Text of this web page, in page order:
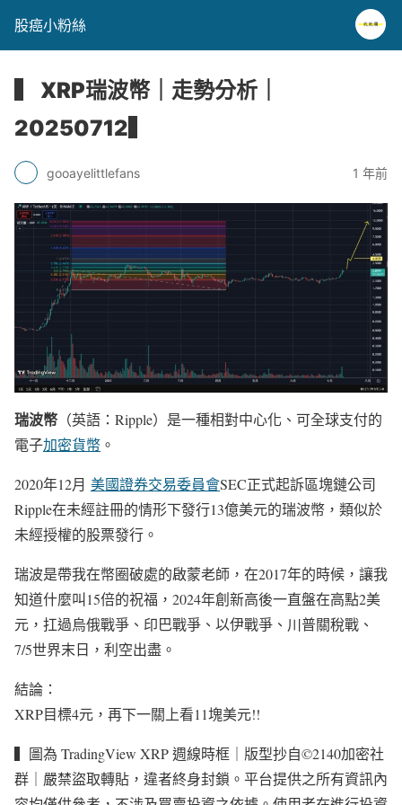
股癌小粉絲
▍ XRP瑞波幣｜走勢分析｜
20250712▍
gooayelittlefans 1 年前
瑞波幣 （英語：Ripple）是一種相對中心化、可全球支付的
電子加密貨幣 。
2020年12月 美國證券交易委員會SEC正式起訴區塊鏈公司
Ripple在未經註冊的情形下發行13億美元的瑞波幣，類似於
未經授權的股票發行。
瑞波是帶我在幣圈破處的啟蒙老師，在2017年的時候，讓我
知道什麼叫15倍的祝福，2024年創新高後一直盤在高點2美
元，扛過烏俄戰爭、印巴戰爭、以伊戰爭、川普關稅戰、
7/5世界末日，利空出盡。
結論：
XRP目標4元，再下一關上看11塊美元!!
▍圖為 TradingView XRP 週線時框｜版型抄自©2140加密社
群｜嚴禁盜取轉貼，違者終身封鎖。平台提供之所有資訊內